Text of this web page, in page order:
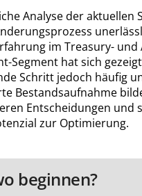
Analyse der aktuellen
im Treasury- und
Segment hat sich
Schritt jedoch häufig
Bestandsaufnahme
Entscheidungen und
zur Optimierung.
beginnen?